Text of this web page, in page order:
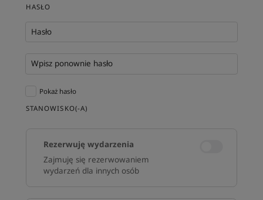
HASŁO
Hasło
Wpisz ponownie hasło
Pokaż hasło
STANOWISKO(-A)
Rezerwuję wydarzenia
Zajmuję się rezerwowaniem
wydarzeń dla innych osób